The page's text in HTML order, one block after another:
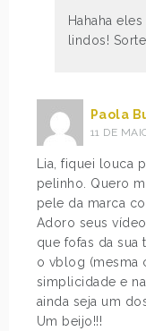
Hahaha
lindos!
Paola
11 DE
Lia, fiquei louca
pelinho. Quero
pele da marca
Adoro seus
que fofas da sua
o vblog (mesma
simplicidade e
ainda seja um
Um beijo!!!